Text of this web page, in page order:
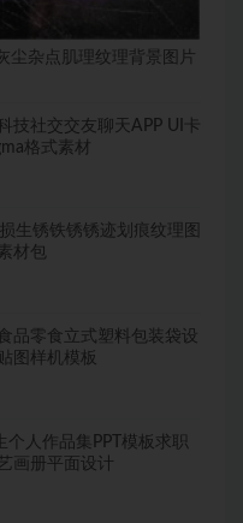
尘杂点肌理纹理背景图片
技社交交友聊天APP UI卡
格式素材
生锈铁锈锈迹划痕纹理图
材包
品零食立式塑料包装袋设
图样机模板
个人作品集PPT模板求职
画册平面设计